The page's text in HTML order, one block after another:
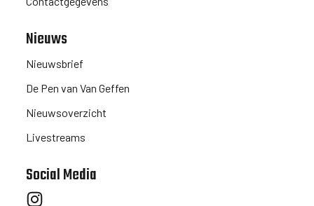
Nieuws
Nieuwsbrief
De Pen van Van Geffen
Nieuwsoverzicht
Livestreams
Social Media